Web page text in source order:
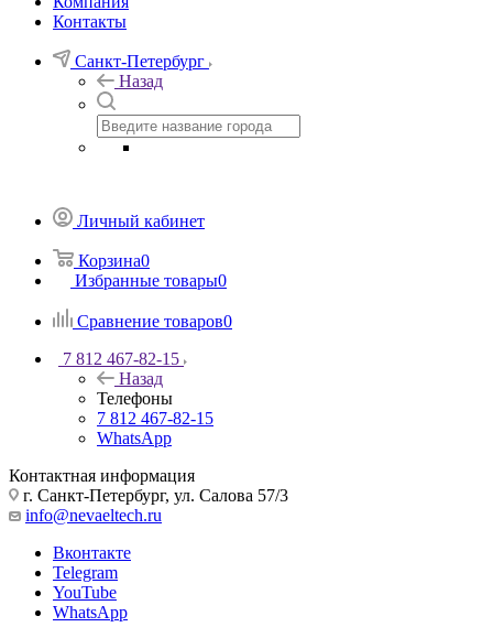
Контакты
Санкт-Петербург
Назад
Личный кабинет
Корзина0
Избранные товары0
Сравнение товаров0
7 812 467-82-15
Назад
Телефоны
7 812 467-82-15
WhatsApp
Контактная информация
г. Санкт-Петербург, ул. Салова 57/3
info@nevaeltech.ru
Вконтакте
Telegram
YouTube
WhatsApp